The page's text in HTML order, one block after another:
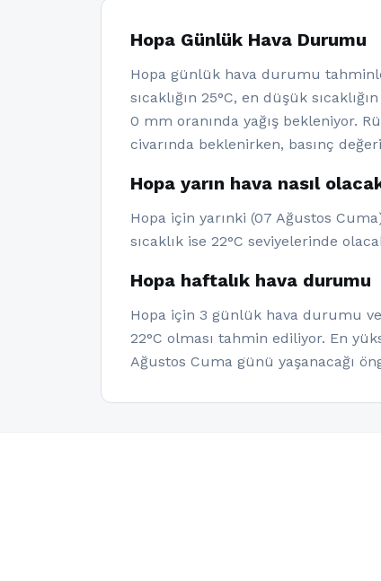
Hopa Günlük Hava Durumu
Hopa günlük hava durumu
sıcaklığın 25°C, en düşük
0 mm oranında yağış bekleniyor.
civarında beklenirken, basınç
Hopa yarın hava nasıl
Hopa için yarınki (07 Ağustos
sıcaklık ise 22°C seviyelerinde
Hopa haftalık hava durumu
Hopa için 3 günlük hava durumu
22°C olması tahmin ediliyor. En
Ağustos Cuma günü yaşanacağı